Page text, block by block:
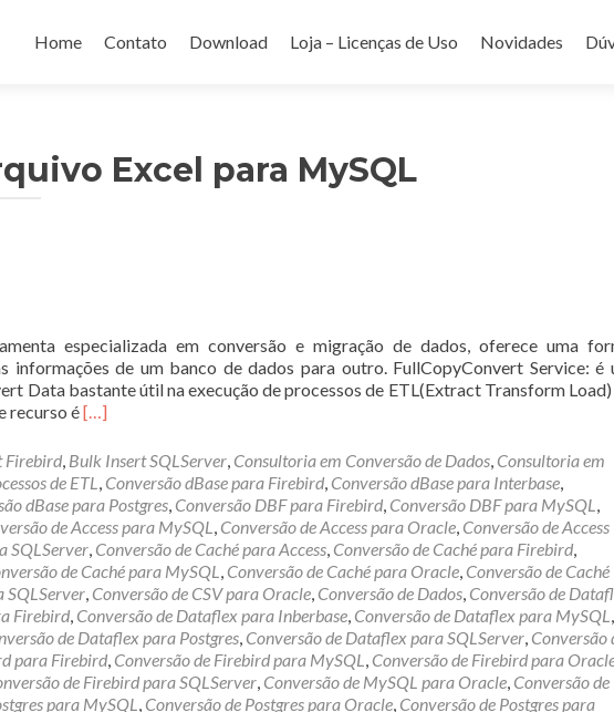
para
Home Contato Download Loja – Licenças de Uso Novidades
Excel para MySQL
especializada em conversão e migração de dados, oferece uma
de um banco de dados para outro. FullCopyConvert Service: é
Data bastante útil na execução de processos de ETL(Extract Transform
recurso éLeia
sobreFullCopyConvert
[…]
Firebird, Bulk Insert SQLServer, Consultoria em Conversão de Dados, Consultoria em
de ETL, Conversão dBase para Firebird, Conversão dBase para Interbase,
dBase para Postgres, Conversão DBF para Firebird, Conversão DBF para MySQL,
de Access para MySQL, Conversão de Access para Oracle, Conversão de Access
SQLServer, Conversão de Caché para Access, Conversão de Caché para Firebird,
de Caché para MySQL, Conversão de Caché para Oracle, Conversão de Caché
SQLServer, Conversão de CSV para Oracle, Conversão de Dados, Conversão de
Firebird, Conversão de Dataflex para Inberbase, Conversão de Dataflex para MySQL,
de Dataflex para Postgres, Conversão de Dataflex para SQLServer, Conversão
para Firebird, Conversão de Firebird para MySQL, Conversão de Firebird para
de Firebird para SQLServer, Conversão de MySQL para Oracle, Conversão de
para MySQL, Conversão de Postgres para Oracle, Conversão de Postgres para